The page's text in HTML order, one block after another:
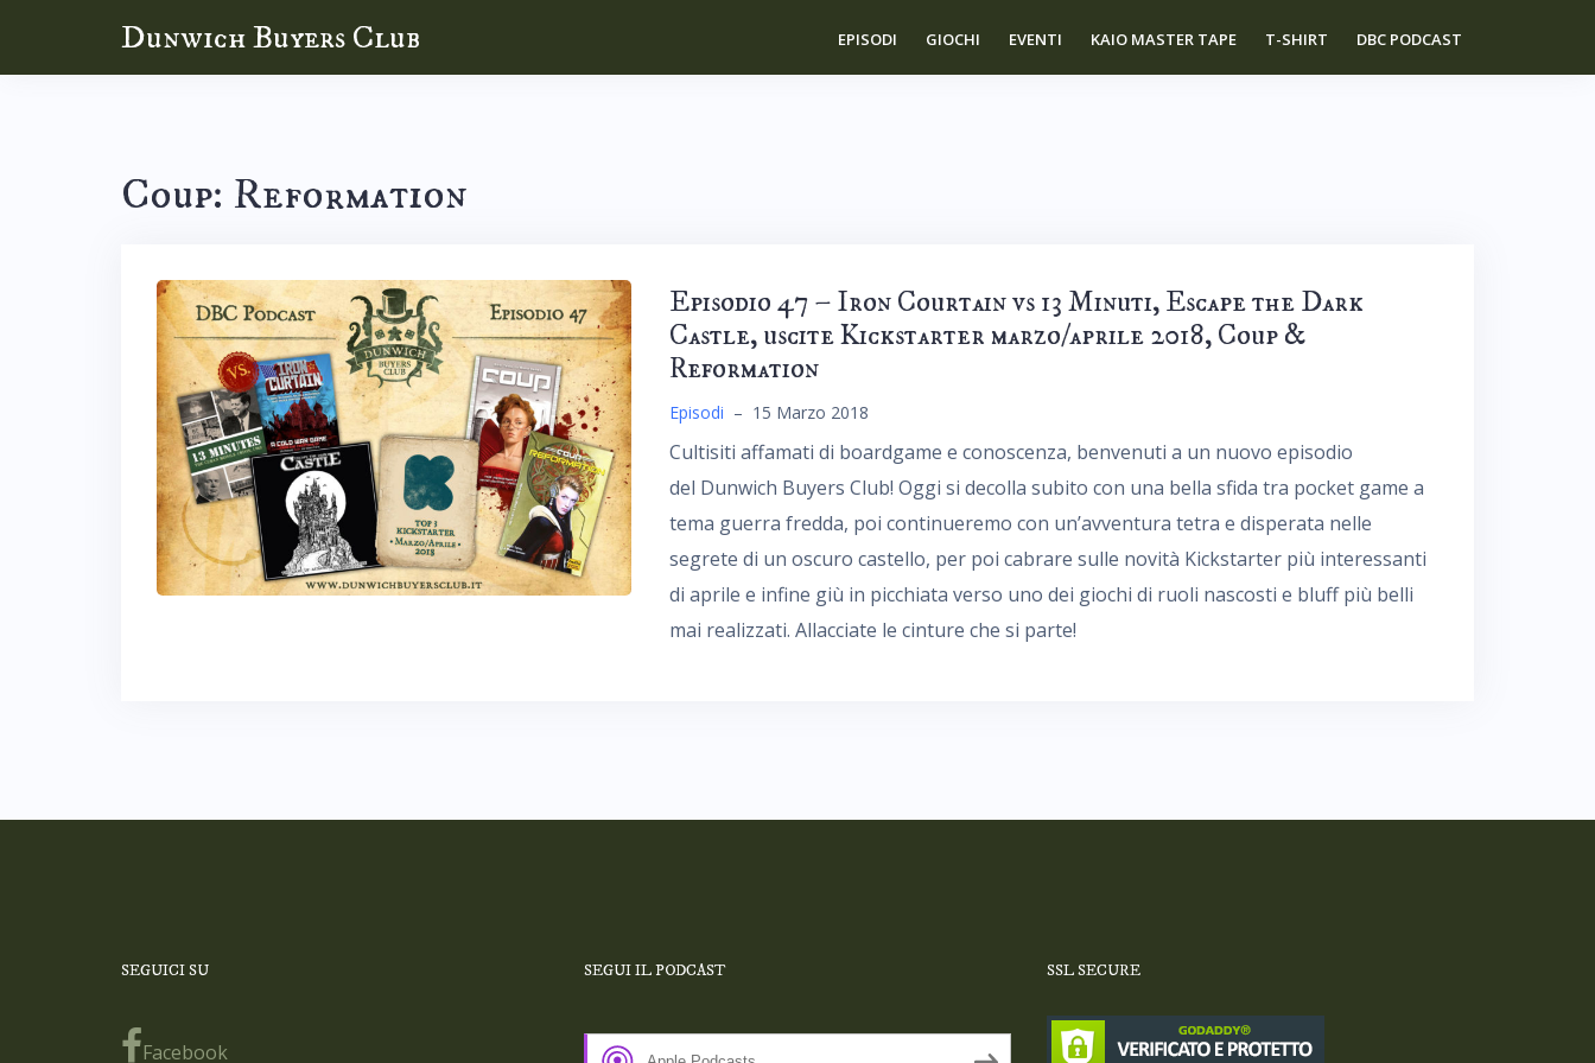
Dunwich Buyers Club EPISODI GIOCHI EVENTI KAIO MASTER TAPE T-SHIRT DBC PODCAST
Coup: Reformation
Episodio 47 – Iron Courtain vs 13 Minuti, Escape the Dark
Castle, uscite Kickstarter marzo/aprile 2018, Coup &
Reformation
Episodi – 15 Marzo 2018
Cultisiti affamati di boardgame e conoscenza, benvenuti a un nuovo episodio
del Dunwich Buyers Club! Oggi si decolla subito con una bella sfida tra pocket game a
tema guerra fredda, poi continueremo con un’avventura tetra e disperata nelle
segrete di un oscuro castello, per poi cabrare sulle novità Kickstarter più interessanti
di aprile e infine giù in picchiata verso uno dei giochi di ruoli nascosti e bluff più belli
mai realizzati. Allacciate le cinture che si parte!
SEGUICI SU
Facebook
SEGUI IL PODCAST SSL SECURE